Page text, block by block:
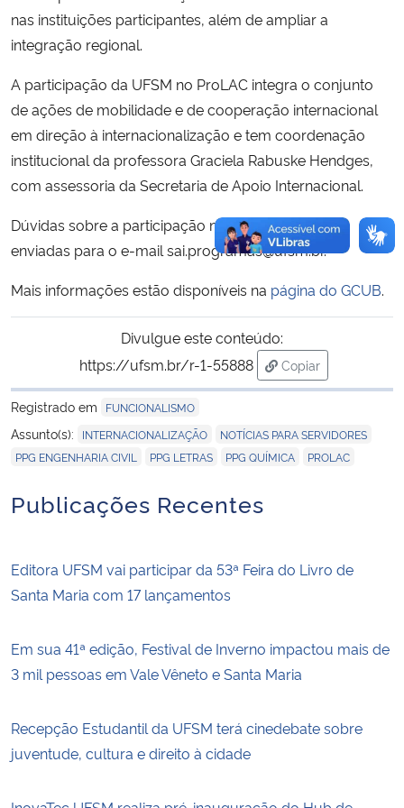
nas instituições participantes, além de ampliar a
integração regional.
A participação da UFSM no ProLAC integra o conjunto
de ações de mobilidade e de cooperação internacional
em direção à internacionalização e tem coordenação
institucional da professora Graciela Rabuske Hendges,
com assessoria da Secretaria de Apoio Internacional.
Dúvidas sobre a participação no edital podem ser
enviadas para o e-mail sai.programas@ufsm.br.
Mais informações estão disponíveis na página do GCUB.
Divulgue este conteúdo:
https://ufsm.br/r-1-55888
Copiar
para área de
Registrado em
FUNCIONALISMO
Assunto(s): INTERNACIONALIZAÇÃO NOTÍCIAS PARA SERVIDORES
PPG ENGENHARIA CIVIL PPG LETRAS PPG QUÍMICA PROLAC
Publicações Recentes
Editora UFSM vai participar da 53ª Feira do Livro de
Santa Maria com 17 lançamentos
Em sua 41ª edição, Festival de Inverno impactou mais de
3 mil pessoas em Vale Vêneto e Santa Maria
Recepção Estudantil da UFSM terá cinedebate sobre
juventude, cultura e direito à cidade